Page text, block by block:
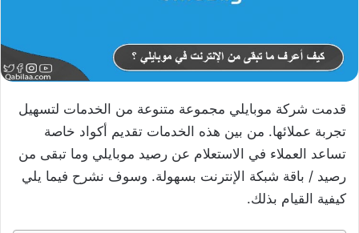
قدمت شركة موبايلي مجموعة متنوعة من الخدمات لتسهيل
تجربة عملائها. من بين هذه الخدمات تقديم أكواد خاصة
تساعد العملاء في الاستعلام عن رصيد موبايلي وما تبقى من
رصيد / باقة شبكة الإنترنت بسهولة. وسوف نشرح فيما يلي
كيفية القيام بذلك.